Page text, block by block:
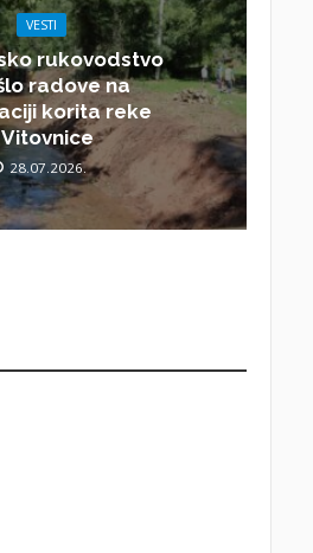
VESTI
rukovodstvo
radove na
korita reke
Vitovnice
28.07.2026.